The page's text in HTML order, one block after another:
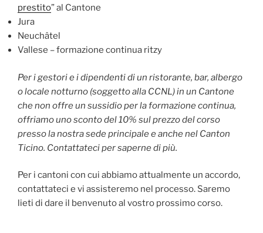
prestito” al Cantone
Jura
Neuchâtel
Vallese – formazione continua ritzy
Per i gestori e i dipendenti di un ristorante, bar, albergo
o locale notturno (soggetto alla CCNL) in un Cantone
che non offre un sussidio per la formazione continua,
offriamo uno sconto del 10% sul prezzo del corso
presso la nostra sede principale e anche nel Canton
Ticino. Contattateci per saperne di più.
Per i cantoni con cui abbiamo attualmente un accordo,
contattateci e vi assisteremo nel processo. Saremo
lieti di dare il benvenuto al vostro prossimo corso.